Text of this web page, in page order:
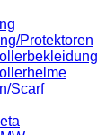
Protektoren
Scarf